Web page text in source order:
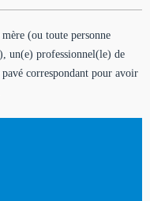
(ou toute personne
un(e) professionnel(le) de
correspondant pour avoir
qui